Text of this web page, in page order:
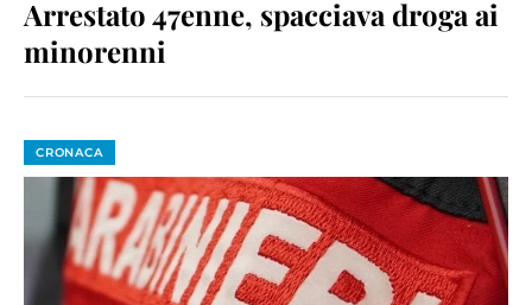
Arrestato 47enne, spacciava droga ai
minorenni
CRONACA